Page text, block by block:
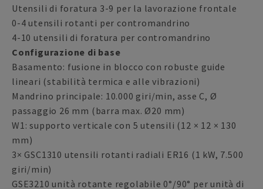
Utensili di foratura 3-9 per la lavorazione frontale
0-4 utensili rotanti per contromandrino
4-10 utensili di foratura per contromandrino
Configurazione di base
Basamento: fusione in blocco con robuste guide
lineari (stabilità termica e alle vibrazioni)
Mandrino principale: 10.000 giri/min, asse C, Ø
passaggio 26 mm (barra max. Ø20 mm)
W1: supporto verticale con 5 utensili (12 × 12 × 130
mm)
3× GSC1310 utensili rotanti radiali ER16 (1 kW, 7.500
giri/min)
GSE3210 unità rotante regolabile 0°/90° per unità di